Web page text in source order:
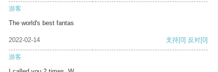
游客
The world's best fantas
2022-02-14 支持[0] 反对[0]
游客